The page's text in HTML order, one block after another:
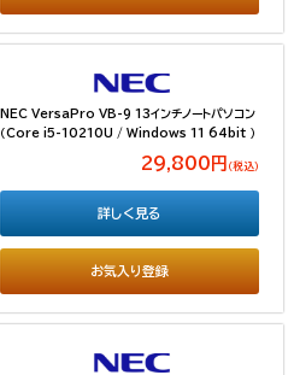
NEC VersaPro VB-9 13インチノートパソコン
（Core i5-10210U / Windows 11 64bit ）
29,800円 （税込）
お気入り登録
詳しく見る